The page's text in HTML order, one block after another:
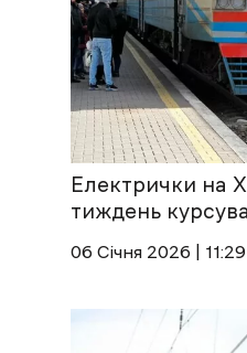
Електрички на
тиждень
06 Січня 2026 | 11:29